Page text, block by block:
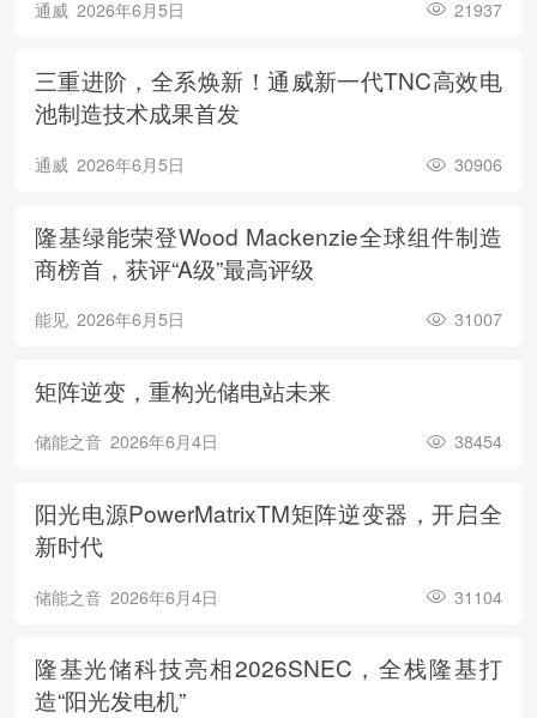
通威 2026年6月5日 21937
三重进阶，全系焕新！通威新一代TNC高效电
池制造技术成果首发
通威 2026年6月5日 30906
隆基绿能荣登Wood Mackenzie全球组件制造
商榜首，获评“A级”最高评级
能见 2026年6月5日 31007
矩阵逆变，重构光储电站未来
储能之音 2026年6月4日 38454
阳光电源PowerMatrixTM矩阵逆变器，开启全
新时代
储能之音 2026年6月4日 31104
隆基光储科技亮相2026SNEC，全栈隆基打
造“阳光发电机”